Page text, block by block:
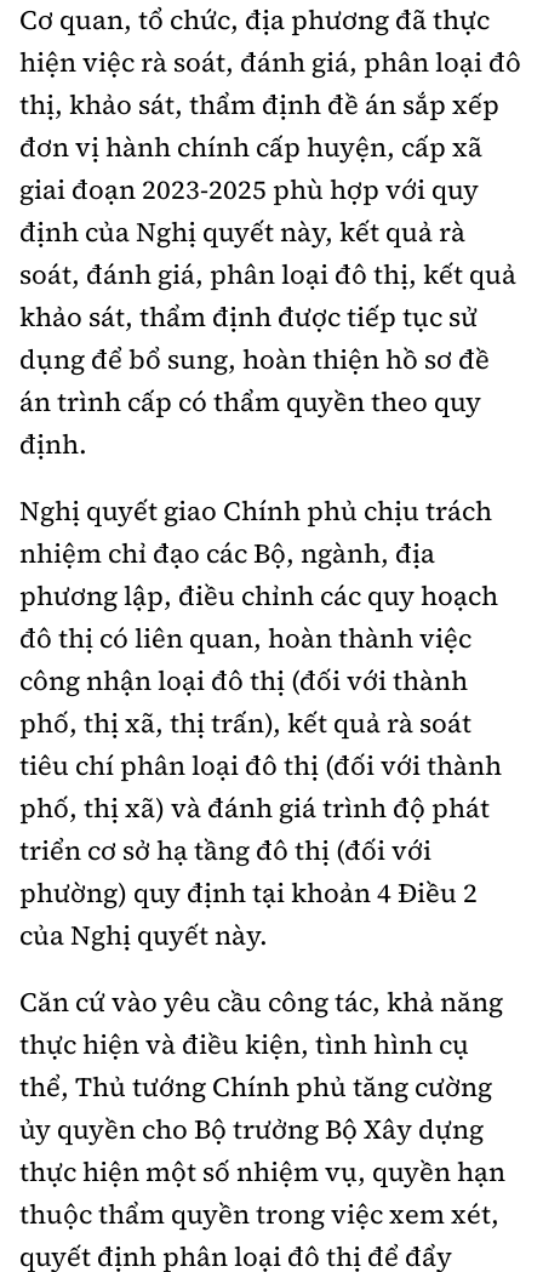
Cơ quan, tổ chức, địa phương đã thực
hiện việc rà soát, đánh giá, phân loại đô
thị, khảo sát, thẩm định đề án sắp xếp
đơn vị hành chính cấp huyện, cấp xã
giai đoạn 2023-2025 phù hợp với quy
định của Nghị quyết này, kết quả rà
soát, đánh giá, phân loại đô thị, kết quả
khảo sát, thẩm định được tiếp tục sử
dụng để bổ sung, hoàn thiện hồ sơ đề
án trình cấp có thẩm quyền theo quy
định.
Nghị quyết giao Chính phủ chịu trách
nhiệm chỉ đạo các Bộ, ngành, địa
phương lập, điều chỉnh các quy hoạch
đô thị có liên quan, hoàn thành việc
công nhận loại đô thị (đối với thành
phố, thị xã, thị trấn), kết quả rà soát
tiêu chí phân loại đô thị (đối với thành
phố, thị xã) và đánh giá trình độ phát
triển cơ sở hạ tầng đô thị (đối với
phường) quy định tại khoản 4 Điều 2
của Nghị quyết này.
Căn cứ vào yêu cầu công tác, khả năng
thực hiện và điều kiện, tình hình cụ
thể, Thủ tướng Chính phủ tăng cường
ủy quyền cho Bộ trưởng Bộ Xây dựng
thực hiện một số nhiệm vụ, quyền hạn
thuộc thẩm quyền trong việc xem xét,
quyết định phân loại đô thị để đẩy